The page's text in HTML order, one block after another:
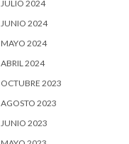
JULIO 2024
JUNIO 2024
MAYO 2024
ABRIL 2024
OCTUBRE 2023
AGOSTO 2023
JUNIO 2023